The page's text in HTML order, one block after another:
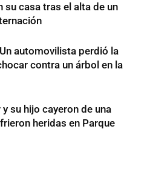
su casa tras el alta de un
automovilista perdió la
contra un árbol en la
y su hijo cayeron de una
heridas en Parque